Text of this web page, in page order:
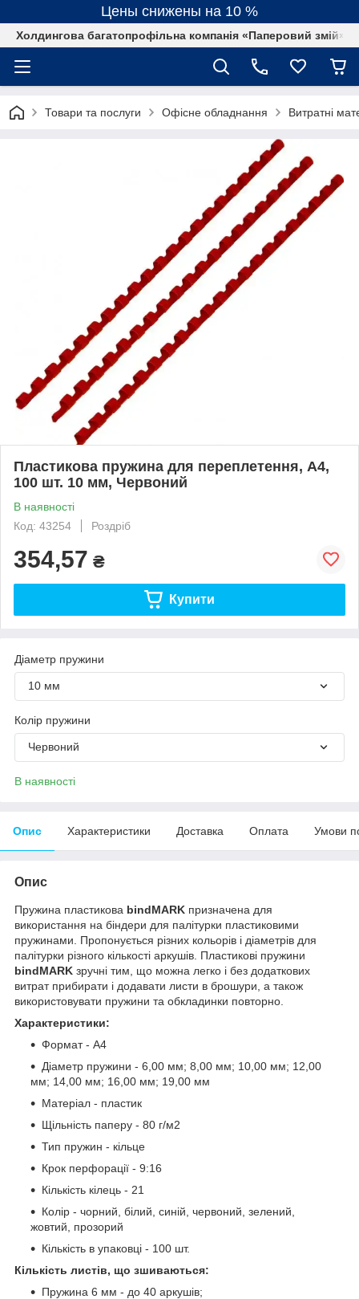
Цены снижены на 10 %
Холдингова багатопрофільна компанія «Паперовий змій»
Товари та послуги Офісне обладнання Витратні
Пластикова пружина для переплетення, А4,
100 шт. 10 мм, Червоний
В наявності
Код: 43254
Роздріб
354,57 ₴
Купити
Діаметр пружини
10 мм
Колір пружини
Червоний
В наявності
Опис Характеристики Доставка Оплата Умови
Опис
Пружина пластикова bindMARK призначена для
використання на біндери для палітурки пластиковими
пружинами. Пропонується різних кольорів і діаметрів для
палітурки різного кількості аркушів. Пластикові пружини
bindMARK зручні тим, що можна легко і без додаткових
витрат прибирати і додавати листи в брошури, а також
використовувати пружини та обкладинки повторно.
Характеристики:
Формат - А4
Діаметр пружини - 6,00 мм; 8,00 мм; 10,00 мм; 12,00
мм; 14,00 мм; 16,00 мм; 19,00 мм
Матеріал - пластик
Щільність паперу - 80 г/м2
Тип пружин - кільце
Крок перфорації - 9:16
Кількість кілець - 21
Колір - чорний, білий, синій, червоний, зелений,
жовтий, прозорий
Кількість в упаковці - 100 шт.
Кількість листів, що зшиваються:
Пружина 6 мм - до 40 аркушів;